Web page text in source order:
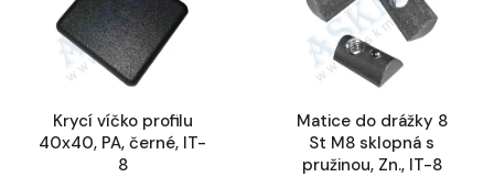
Krycí víčko profilu
40x40, PA, černé, IT-
8
Matice do drážky 8
St M8 sklopná s
pružinou, Zn., IT-8